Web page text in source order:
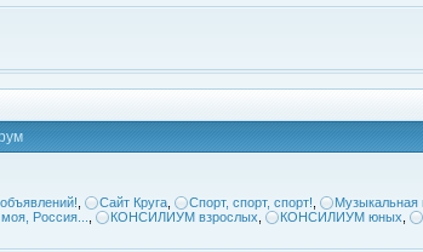
Сайт Круга Спорт, спорт, спорт! Музыкальная
Россия... КОНСИЛИУМ взрослых КОНСИЛИУМ юных